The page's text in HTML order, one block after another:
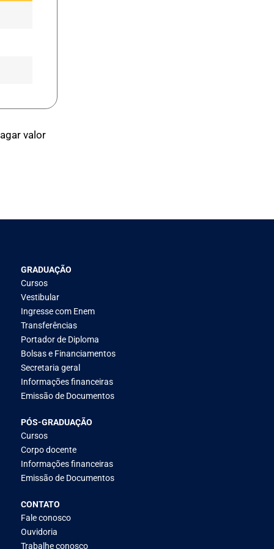
valor
GRADUAÇÃO
Cursos
Vestibular
Ingresse com Enem
Transferências
Portador de Diploma
Bolsas e Financiamentos
Secretaria geral
Informações financeiras
Emissão de Documentos
PÓS-GRADUAÇÃO
Cursos
Corpo docente
Informações financeiras
Emissão de Documentos
CONTATO
Fale conosco
Ouvidoria
Trabalhe conosco